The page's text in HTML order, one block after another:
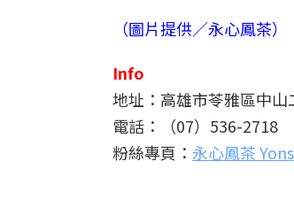
（圖片提供／永心鳳茶）
Info
地址：高雄市苓雅區中山
電話：（07）536-2718
粉絲專頁： 永心鳳茶